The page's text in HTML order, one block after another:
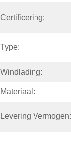
Certificering:
Type:
Windlading:
Materiaal:
Levering Vermogen: